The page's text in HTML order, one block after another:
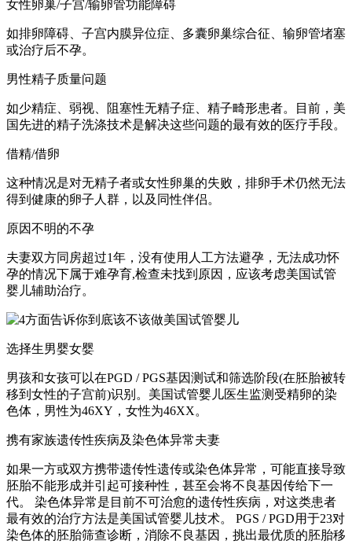
女性卵巢/子宫/输卵管功能障碍
如排卵障碍、子宫内膜异位症、多囊卵巢综合征、输卵管堵塞
或治疗后不孕。
男性精子质量问题
如少精症、弱视、阻塞性无精子症、精子畸形患者。目前，美
国先进的精子洗涤技术是解决这些问题的最有效的医疗手段。
借精/借卵
这种情况是对无精子者或女性卵巢的失败，排卵手术仍然无法
得到健康的卵子人群，以及同性伴侣。
原因不明的不孕
夫妻双方同房超过1年，没有使用人工方法避孕，无法成功怀
孕的情况下属于难孕育,检查未找到原因，应该考虑美国试管
婴儿辅助治疗。
选择生男婴女婴
男孩和女孩可以在PGD / PGS基因测试和筛选阶段(在胚胎被转
移到女性的子宫前)识别。美国试管婴儿医生监测受精卵的染
色体，男性为46XY，女性为46XX。
携有家族遗传性疾病及染色体异常夫妻
如果一方或双方携带遗传性遗传或染色体异常，可能直接导致
胚胎不能形成并引起可接种性，甚至会将不良基因传给下一
代。 染色体异常是目前不可治愈的遗传性疾病，对这类患者
最有效的治疗方法是美国试管婴儿技术。 PGS / PGD用于23对
染色体的胚胎筛查诊断，消除不良基因，挑出最优质的胚胎移